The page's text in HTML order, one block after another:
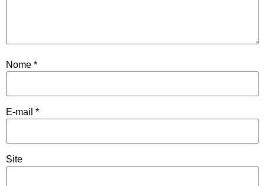
Nome *
E-mail *
Site